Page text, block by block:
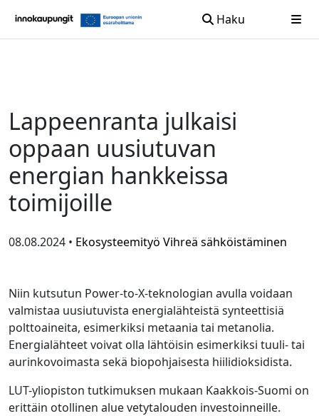
Haku
Lappeenranta julkaisi
oppaan uusiutuvan
energian hankkeissa
toimijoille
08.08.2024 • Ekosysteemityö Vihreä sähköistäminen
Niin kutsutun Power-to-X-teknologian avulla voidaan
valmistaa uusiutuvista energialähteistä synteettisiä
polttoaineita, esimerkiksi metaania tai metanolia.
Energialähteet voivat olla lähtöisin esimerkiksi tuuli- tai
aurinkovoimasta sekä biopohjaisesta hiilidioksidista.
LUT-yliopiston tutkimuksen mukaan Kaakkois-Suomi on
erittäin otollinen alue vetytalouden investoinneille.